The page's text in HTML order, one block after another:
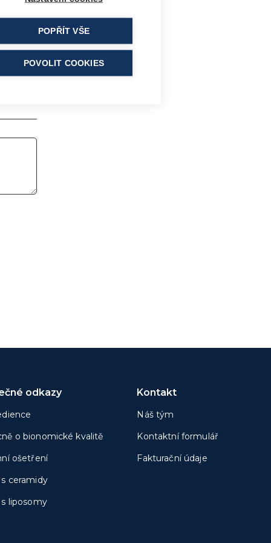
odkazy
o bionomické kvalitě
ošetření
ceramidy
s liposomy
Kontakt
Náš tým
Kontaktní formulář
Fakturační údaje
POPŘÍT VŠE
POVOLIT COOKIES